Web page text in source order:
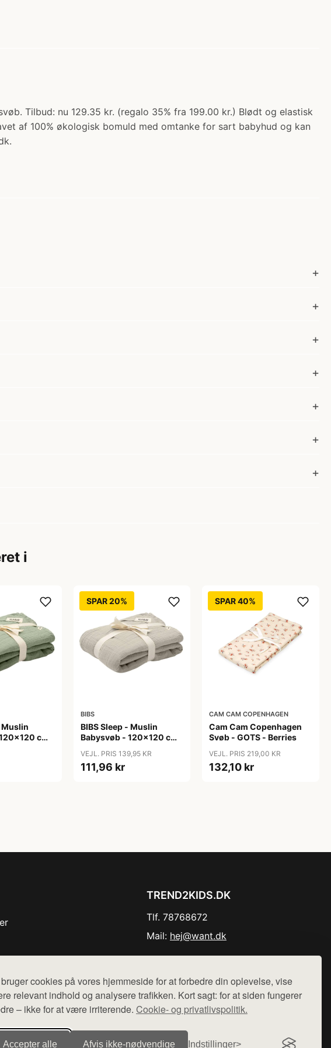
cookies på vores hjemmeside for at forbedre din oplevelse, vise
relevant indhold og analysere trafikken. Kort sagt: for at siden fungerer
– ikke for at være irriterende. Cookie- og privatlivspolitik.
Accepter alle Afvis ikke‑nødvendige Indstillinger
Tilbud: nu 129.35 kr. (regalo 35% fra 199.00 kr.) Blødt og elastisk
af 100% økologisk bomuld med omtanke for sart babyhud og kan
i
Muslin
cm.
SPAR 20%
BIBS
BIBS Sleep - Muslin
Babysvøb - 120x120 cm.
VEJL. PRIS 139,95 KR
111,96 kr
SPAR 40%
CAM CAM COPENHAGEN
Cam Cam Copenhagen
Svøb - GOTS - Berries
VEJL. PRIS 219,00 KR
132,10 kr
TREND2KIDS.DK
Tlf. 78768672
Mail: hej@want.dk
webshops. Der sælges ikke varer fra denne side - vi henviser til de shops,